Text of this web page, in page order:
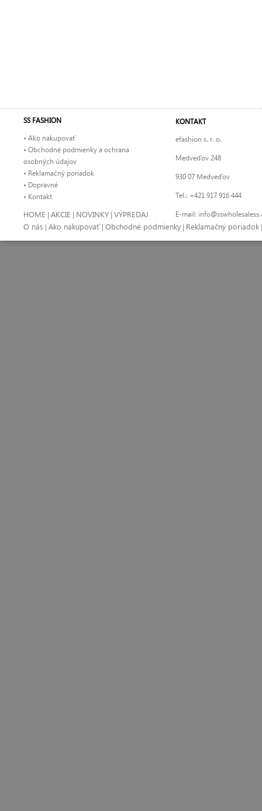
SS FASHION
• Ako nakupovať
• Obchodné podmienky a ochrana
osobných údajov
• Reklamačný poriadok
• Dopravné
• Kontakt
KONTAKT
efashion s. r. o.
Medveďov 248
930 07 Medveďov
Tel.: +421 917 916 444
E-mail:
HOME | AKCIE | NOVINKY | VÝPREDAJ
O nás | Ako nakupovať | Obchodné podmienky | Reklamačný poriadok